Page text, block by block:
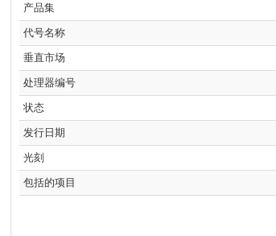
产品集
代号名称
垂直市场
处理器编号
状态
发行日期
光刻
包括的项目